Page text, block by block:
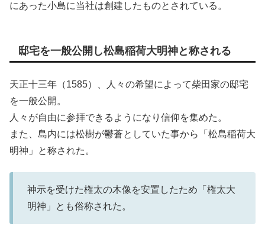
にあった小島に当社は創建したものとされている。
邸宅を一般公開し松島稲荷大明神と称される
天正十三年（1585）、人々の希望によって柴田家の邸宅
を一般公開。
人々が自由に参拝できるようになり信仰を集めた。
また、島内には松樹が鬱蒼としていた事から「松島稲荷大
明神」と称された。
神示を受けた権太の木像を安置したため「権太大
明神」とも俗称された。